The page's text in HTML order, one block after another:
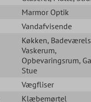
Marmor Optik
Vandafvisende
Køkken,
Vaskerum,
Opbevaringsrum,
Stue
Vægfliser
Klæbemørtel